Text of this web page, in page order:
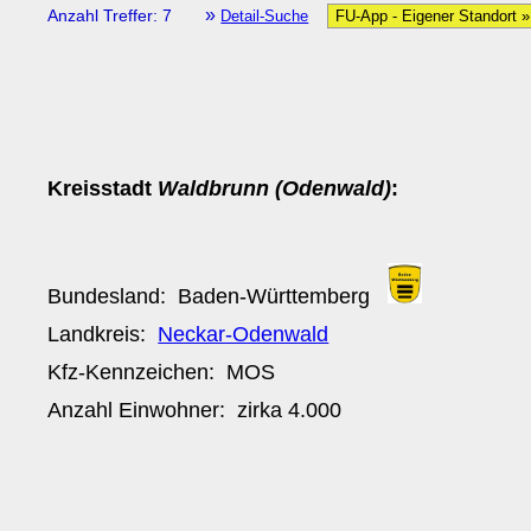
Anzahl Treffer: 7 » Detail-Suche FU-App - Eigener Standort
Kreisstadt Waldbrunn (Odenwald):
Bundesland: Baden-Württemberg
Landkreis: Neckar-Odenwald
Kfz-Kennzeichen: MOS
Anzahl Einwohner: zirka4.000